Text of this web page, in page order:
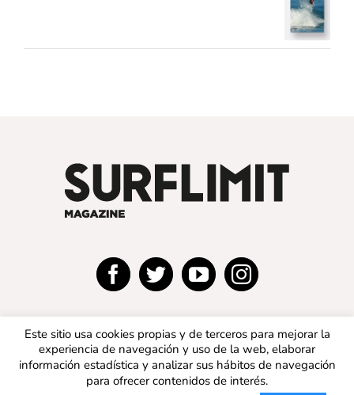
Este sitio usa cookies propias y de terceros para mejorar la
experiencia de navegación y uso de la web, elaborar
información estadística y analizar sus hábitos de navegación
para ofrecer contenidos de interés.